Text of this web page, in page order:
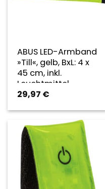
ABUS LED-Armband
»Till«, gelb, BxL: 4 x
45 cm, inkl.
Leuchtmittel
29,97 €